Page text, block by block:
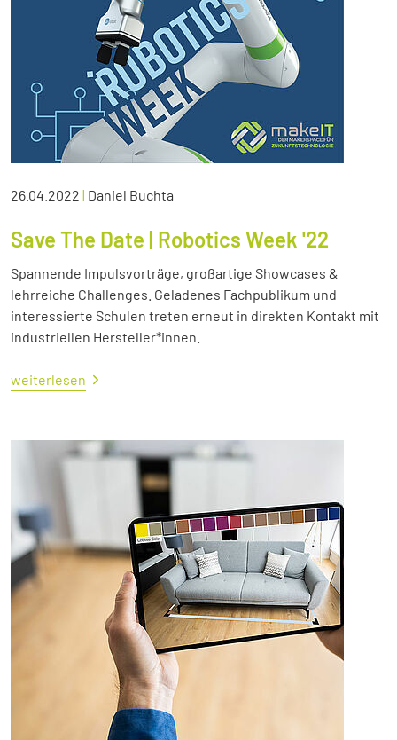
26.04.2022 | Daniel Buchta
Save The Date | Robotics Week '22
Spannende Impulsvorträge, großartige Showcases &
lehrreiche Challenges. Geladenes Fachpublikum und
interessierte Schulen treten erneut in direkten Kontakt mit
industriellen Hersteller*innen.
weiterlesen